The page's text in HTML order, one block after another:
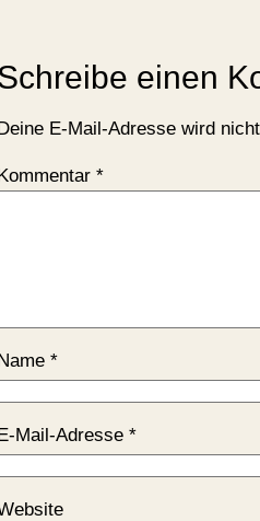
einen
E-Mail-Adresse wird
*
*
Mail-Adresse *